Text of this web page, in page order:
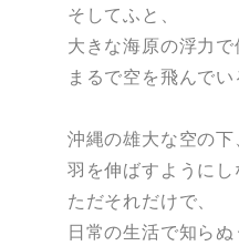
そしてふと、
大きな海原の浮力
まるで空を飛んで
沖縄の雄大な空の下
羽を伸ばすようにし
ただそれだけで、
日常の生活で知ら